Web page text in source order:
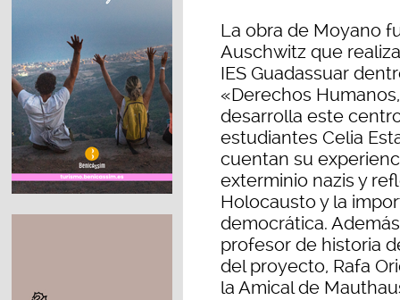
La obra de Moyano
Auschwitz que
IES Guadassuar
«Derechos
desarrolla este
estudiantes Celia
cuentan su
exterminio nazis y
Holocausto y la
democrática.
profesor de historia
del proyecto, Rafa
la Amical de